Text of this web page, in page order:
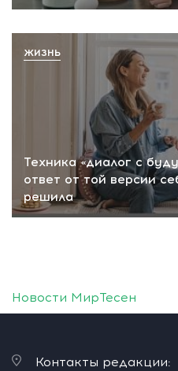
Техника «диалог с
ответ от той версии
решила
ЖИЗНЬ
Новости МирТесен
Контакты редакции: